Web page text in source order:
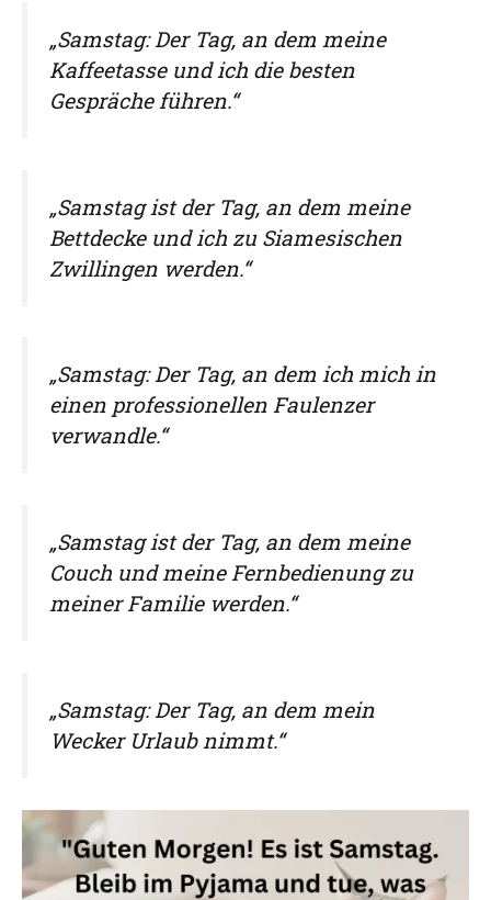
„Samstag: Der Tag, an dem meine
Kaffeetasse und ich die besten
Gespräche führen.“
„Samstag ist der Tag, an dem meine
Bettdecke und ich zu Siamesischen
Zwillingen werden.“
„Samstag: Der Tag, an dem ich mich in
einen professionellen Faulenzer
verwandle.“
„Samstag ist der Tag, an dem meine
Couch und meine Fernbedienung zu
meiner Familie werden.“
„Samstag: Der Tag, an dem mein
Wecker Urlaub nimmt.“